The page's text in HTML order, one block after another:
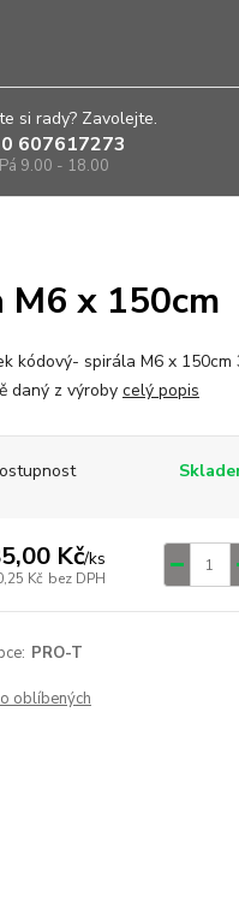
si rady? Zavolejte.
607617273
9.00 - 18.00
M6 x 150cm
kódový- spirála M6 x
daný z výroby celý popis
Kč/ks
Kč bez DPH
PRO-T
oblíbených